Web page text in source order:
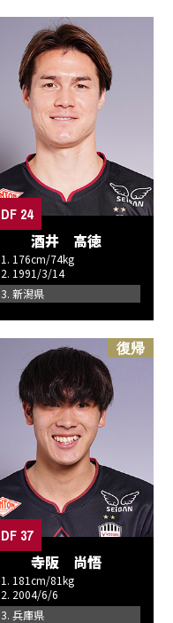
DF 24
酒井 高徳
1. 176cm/74kg
2. 1991/3/14
3. 新潟県
復帰
DF 37
寺阪 尚悟
1. 181cm/81kg
2. 2004/6/6
3. 兵庫県